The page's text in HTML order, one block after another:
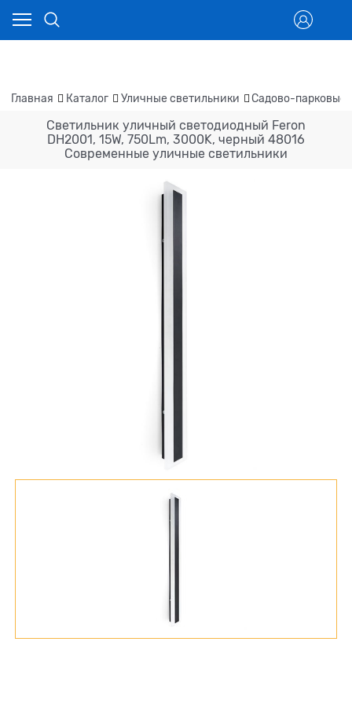
Главная Каталог Уличные светильники Садово-парковые
Светильник уличный светодиодный Feron
DH2001, 15W, 750Lm, 3000K, черный 48016
Современные уличные светильники